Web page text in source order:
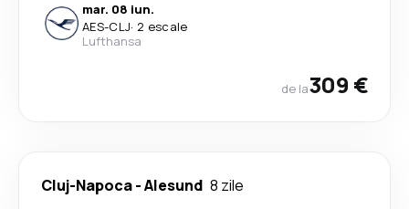
mar. 08 iun.
AES-CLJ· 2 escale
Lufthansa
de la309 €
Cluj-Napoca-Alesund 8 zile